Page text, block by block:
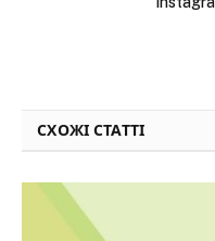
СХОЖІ СТАТТІ